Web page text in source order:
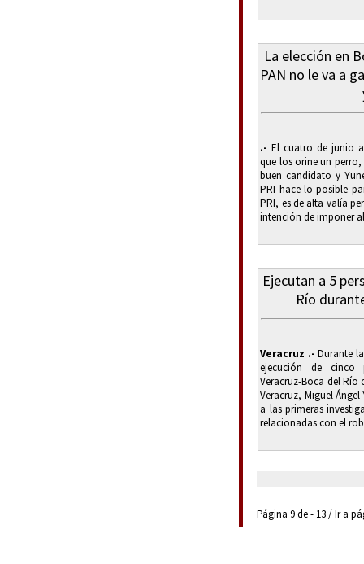
La elección en
PAN no le va a
.- El cuatro de junio
que los orine un
buen candidato y
PRI hace lo posible
PRI, es de alta valía
intención de imponer
Ejecutan a 5
Río
Veracruz .- Durante
ejecución de cinco
Veracruz-Boca del
Veracruz, Miguel Ángel
a las primeras
relacionadas con el
Página 9 de - 13 / Ir a